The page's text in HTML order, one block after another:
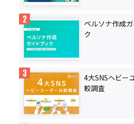
ペルソナ作成
ク
4大SNSヘビー
較調査